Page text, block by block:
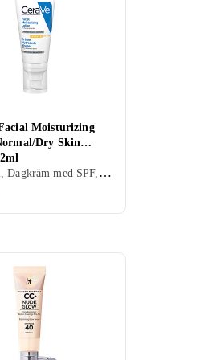
Dermalogica
Moisturizing
Dry Skin
Dagkräm, Dagkräm med SPF, Dam, Herr, Avslappnande, Återfuktande, Regenererande, Närande, Normal, Torr